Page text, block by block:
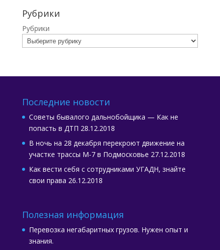
Рубрики
Рубрики
Последние новости
Советы бывалого дальнобойщика — Как не
попасть в ДТП 28.12.2018
В ночь на 28 декабря перекроют движение на
участке трассы М-7 в Подмосковье 27.12.2018
Как вести себя с сотрудниками УГАДН, знайте
свои права 26.12.2018
Полезная информация
Перевозка негабаритных грузов. Нужен опыт и
знания.